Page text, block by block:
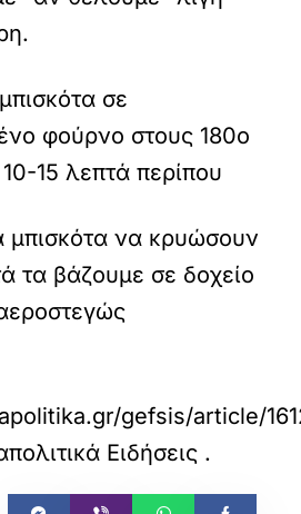
σε
φούρνο στους 180ο
15 λεπτά περίπου
μπισκότα να κρυώσουν
τα βάζουμε σε δοχείο
gefsis/article/
Ειδήσεις .